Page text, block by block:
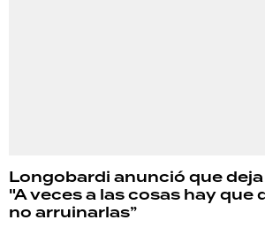
Longobardi anunció que
"A veces a las cosas hay que
no arruinarlas”